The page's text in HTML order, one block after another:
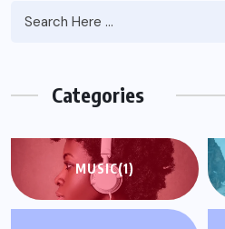
Categories
MUSIC(1)